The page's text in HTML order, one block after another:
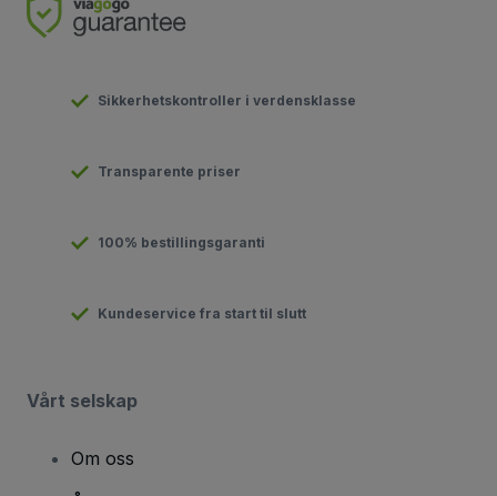
Sikkerhetskontroller i verdensklasse
Transparente priser
100% bestillingsgaranti
Kundeservice fra start til slutt
Vårt selskap
Om oss